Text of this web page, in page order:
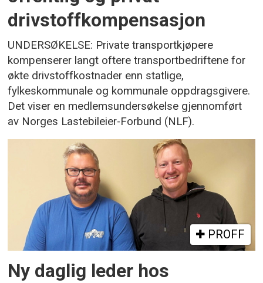
drivstoffkompensasjon
UNDERSØKELSE: Private transportkjøpere
kompenserer langt oftere transportbedriftene for
økte drivstoffkostnader enn statlige,
fylkeskommunale og kommunale oppdragsgivere.
Det viser en medlemsundersøkelse gjennomført
av Norges Lastebileier-Forbund (NLF).
PROFF
Ny daglig leder hos